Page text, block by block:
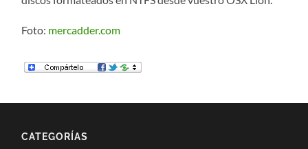
Foto: mercadder.com
CATEGORÍAS